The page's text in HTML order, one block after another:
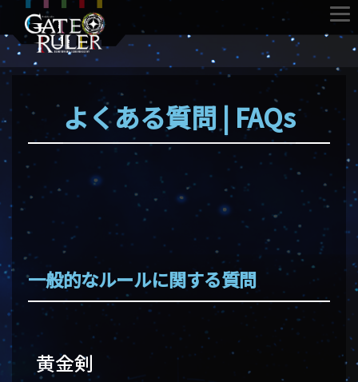
よくある質問 | FAQs
一般的なルールに関する質問
黄金剣